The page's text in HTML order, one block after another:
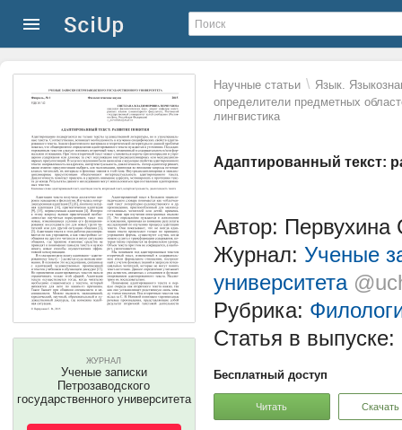
Научные статьи \ Язык.
определители предметных
лингвистика
Адаптированный текст:
ЖУРНАЛ
Ученые записки
Петрозаводского
государственного университета
Автор: Первухина
Журнал: Ученые
университета
Рубрика:
Статья в выпуске:
Бесплатный доступ
Читать Скачать